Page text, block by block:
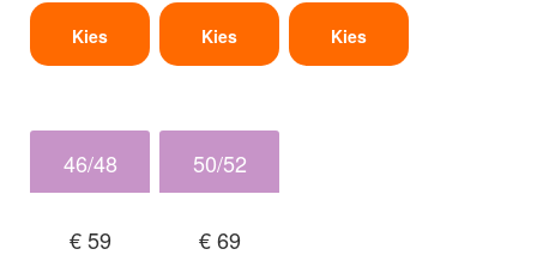
Kies Kies Kies
46/48
€ 59
50/52
€ 69